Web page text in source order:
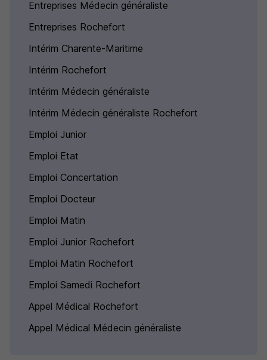
Entreprises Médecin généraliste
Entreprises Rochefort
Intérim Charente-Maritime
Intérim Rochefort
Intérim Médecin généraliste
Intérim Médecin généraliste Rochefort
Emploi Junior
Emploi Etat
Emploi Concertation
Emploi Docteur
Emploi Matin
Emploi Junior Rochefort
Emploi Matin Rochefort
Emploi Samedi Rochefort
Appel Médical Rochefort
Appel Médical Médecin généraliste